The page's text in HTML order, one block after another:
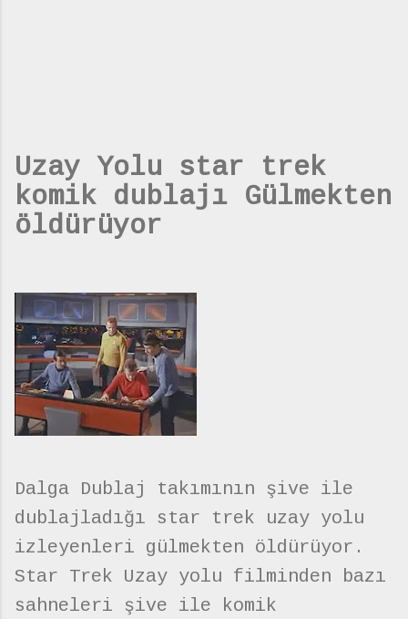
Uzay Yolu star trek
komik dublajı Gülmekten
öldürüyor
Dalga Dublaj takımının şive ile
dublajladığı star trek uzay yolu
izleyenleri gülmekten öldürüyor.
Star Trek Uzay yolu filminden bazı
sahneleri şive ile komik